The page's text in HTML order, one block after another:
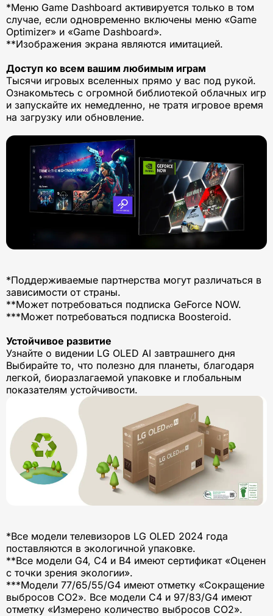
*Меню Game Dashboard активируется только в том
случае, если одновременно включены меню «Game
Optimizer» и «Game Dashboard».
**Изображения экрана являются имитацией.
Доступ ко всем вашим любимым играм
Тысячи игровых вселенных прямо у вас под рукой.
Ознакомьтесь с огромной библиотекой облачных игр
и запускайте их немедленно, не тратя игровое время
на загрузку или обновление.
*Поддерживаемые партнерства могут различаться в
зависимости от страны.
**Может потребоваться подписка GeForce NOW.
***Может потребоваться подписка Boosteroid.
Устойчивое развитие
Узнайте о видении LG OLED AI завтрашнего дня
Выбирайте то, что полезно для планеты, благодаря
легкой, биоразлагаемой упаковке и глобальным
показателям устойчивости.
*Все модели телевизоров LG OLED 2024 года
поставляются в экологичной упаковке.
**Все модели G4, C4 и B4 имеют сертификат «Оценен
с точки зрения экологии».
***Модели 77/65/55/G4 имеют отметку «Сокращение
выбросов CO2». Все модели C4 и 97/83/G4 имеют
отметку «Измерено количество выбросов СО2».